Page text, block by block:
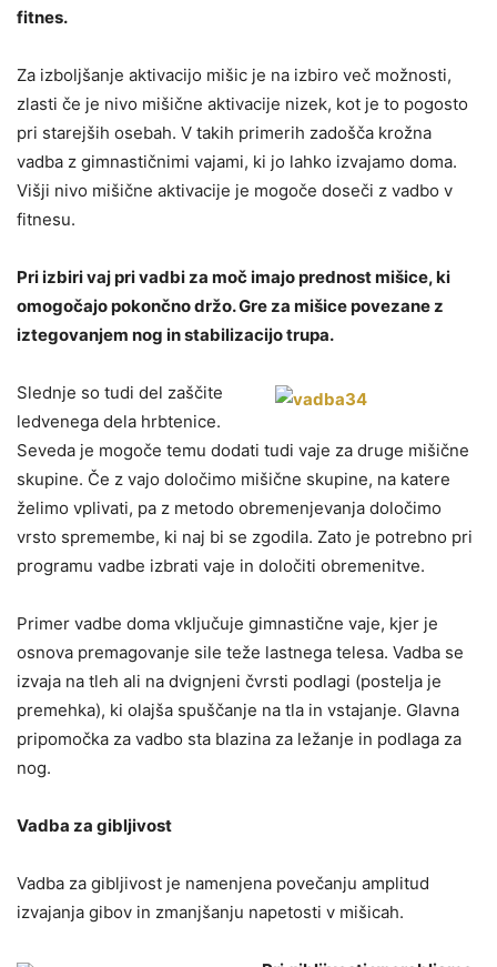
fitnes.
Za izboljšanje aktivacijo mišic je na izbiro več možnosti,
zlasti če je nivo mišične aktivacije nizek, kot je to pogosto
pri starejših osebah. V takih primerih zadošča krožna
vadba z gimnastičnimi vajami, ki jo lahko izvajamo doma.
Višji nivo mišične aktivacije je mogoče doseči z vadbo v
fitnesu.
Pri izbiri vaj pri vadbi za moč imajo prednost mišice, ki
omogočajo pokončno držo. Gre za mišice povezane z
iztegovanjem nog in stabilizacijo trupa.
Slednje so tudi del zaščite
ledvenega dela hrbtenice.
Seveda je mogoče temu dodati tudi vaje za druge mišične
skupine. Če z vajo določimo mišične skupine, na katere
želimo vplivati, pa z metodo obremenjevanja določimo
vrsto spremembe, ki naj bi se zgodila. Zato je potrebno pri
programu vadbe izbrati vaje in določiti obremenitve.
Primer vadbe doma vključuje gimnastične vaje, kjer je
osnova premagovanje sile teže lastnega telesa. Vadba se
izvaja na tleh ali na dvignjeni čvrsti podlagi (postelja je
premehka), ki olajša spuščanje na tla in vstajanje. Glavna
pripomočka za vadbo sta blazina za ležanje in podlaga za
nog.
Vadba za gibljivost
Vadba za gibljivost je namenjena povečanju amplitud
izvajanja gibov in zmanjšanju napetosti v mišicah.